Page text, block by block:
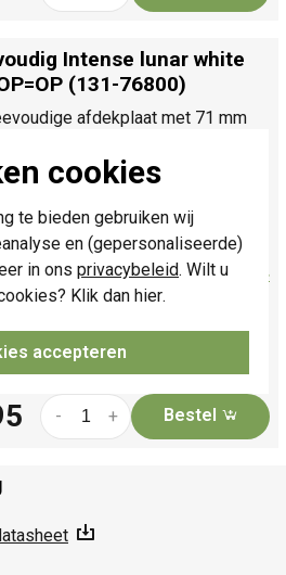
cookies
te bieden gebruiken wij
en (gepersonaliseerde)
in ons privacybeleid. Wilt u
Klik dan hier.
accepteren
Intense lunar white
(131-76800)
afdekplaat met 71 mm
lunar white coated,
op RAL 9016). Oud model,
door nieuwe 137-xxxxx
OP=OP...Meer informatie »
Verwachte levertijd:Voor maandag
21u besteld, dinsdag in huis*
Huidige voorraad:
+
- Bestel